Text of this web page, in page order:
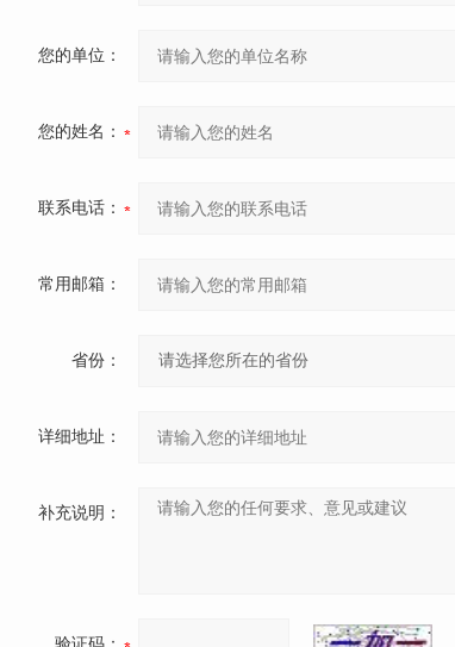
您的单位：
您的姓名：
联系电话：
常用邮箱：
省份：
详细地址：
补充说明：